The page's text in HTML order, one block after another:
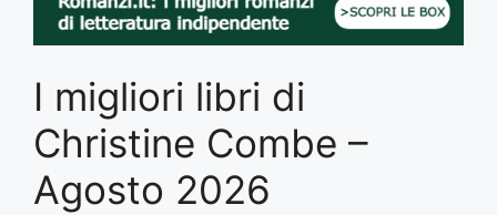
I migliori libri di
Christine Combe –
Agosto 2026